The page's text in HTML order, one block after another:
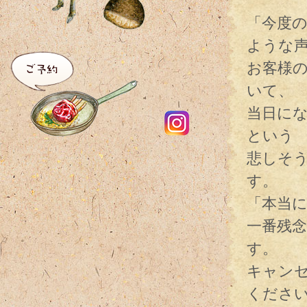
「今度
ような
お客様
いて、
当日に
という
悲しそ
す。
「本当
一番残
す。
キャン
くださ